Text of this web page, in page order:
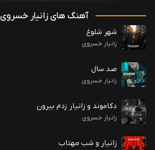
آهنگ های زانیار خسروی
شهر شلوغ
زانیار خسروی
صد سال
زانیار خسروی
دکاموند و زانیار زدم بیرون
زانیار خسروی
زانیار و شب مهتاب